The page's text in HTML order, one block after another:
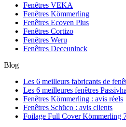
Fenêtres VEKA
Fenêtres Kömmerling
Fenêtres Ecoven Plus
Fenêtres Cortizo
Fenêtres Weru
Fenêtres Deceuninck
Blog
Les 6 meilleurs fabricants de
Les 6 meilleures fenêtres
Fenêtres Kömmerling : avis réels
Fenêtres Schüco : avis clients
Foilage Full Cover Kömmerling